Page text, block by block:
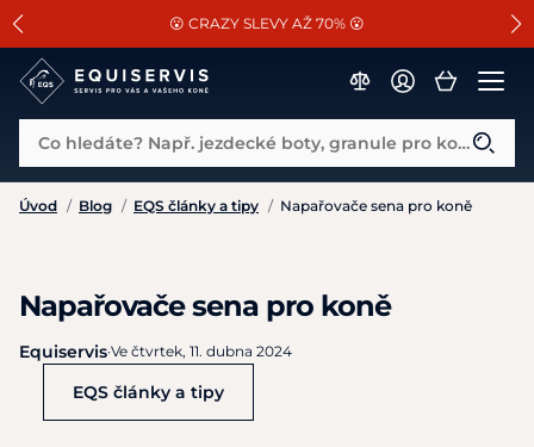
SLEVA 13% na vše od Cassini!
😮 CRAZY SLEVY AŽ 70% 😮
📐Pasování a doplňky k vybraným sedlům ZDARMA 🐴
Co hledáte? Např. jezdecké boty, granule pro koně...
Úvod / Blog / EQS články a tipy / Napařovače sena pro koně
Napařovače sena pro koně
Equiservis·Ve čtvrtek, 11. dubna 2024
EQS články a tipy